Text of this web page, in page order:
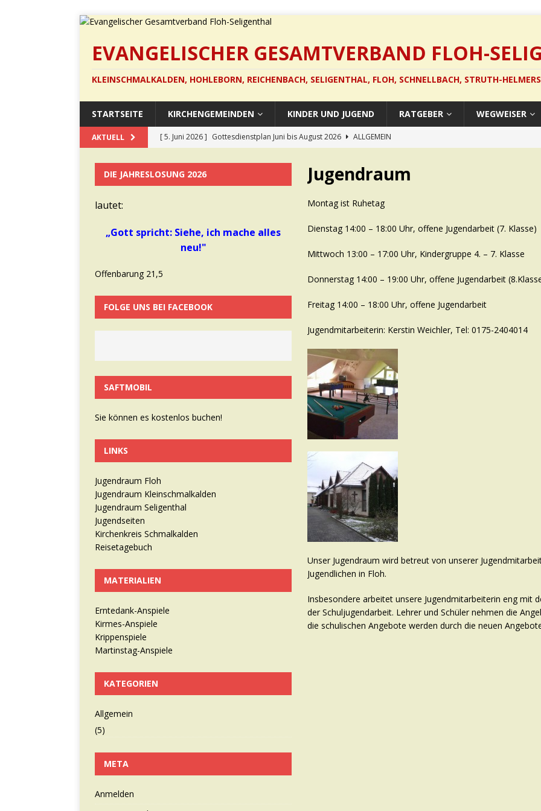
EVANGELISCHER GESAMTVERBAND FLOH-
KLEINSCHMALKALDEN, HOHLEBORN, REICHENBACH, SELIGENTHAL, FLOH, SCHNELLBACH, STRUTH-
STARTSEITE KIRCHENGEMEINDEN KINDER UND JUGEND RATGEBER WEGWEISER
AKTUELL [ 5. Juni 2026 ] Gottesdienstplan Juni bis August 2026
ALLGEMEIN
[ 13. Mai 2026 ]
ALLGEMEIN
Gottesdienst in Hohleborn
ALLGEMEIN
Jugendraum
Montag ist Ruhetag
Dienstag 14:00 – 18:00 Uhr, offene Jugendarbeit (7. Klasse)
Mittwoch 13:00 – 17:00 Uhr, Kindergruppe 4. – 7. Klasse
Donnerstag 14:00 – 19:00 Uhr, offene Jugendarbeit
Freitag 14:00 – 18:00 Uhr, offene Jugendarbeit
Jugendmitarbeiterin: Kerstin Weichler, Tel: 0175-2404014
Unser Jugendraum wird betreut von unserer
Jugendlichen in Floh.
Insbesondere arbeitet unsere Jugendmitarbeiterin eng mit
der Schuljugendarbeit. Lehrer und Schüler nehmen die
die schulischen Angebote werden durch die neuen
DIE JAHRESLOSUNG 2026
lautet:
„Gott spricht: Siehe, ich mache alles
neu!"
Offenbarung 21,5
FOLGE UNS BEI FACEBOOK
SAFTMOBIL
Sie können es kostenlos buchen!
LINKS
Jugendraum Floh
Jugendraum Kleinschmalkalden
Jugendraum Seligenthal
Jugendseiten
Kirchenkreis Schmalkalden
Reisetagebuch
MATERIALIEN
Erntedank-Anspiele
Kirmes-Anspiele
Krippenspiele
Martinstag-Anspiele
KATEGORIEN
Allgemein
(5)
META
Anmelden